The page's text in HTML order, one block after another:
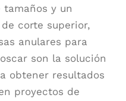
tamaños y un
corte superior,
anulares para
son la solución
obtener resultados
proyectos de